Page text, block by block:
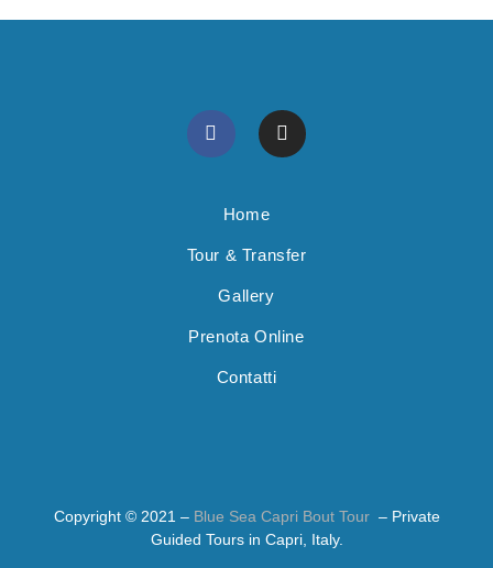
Home
Tour & Transfer
Gallery
Prenota Online
Contatti
Copyright © 2021 – Blue Sea Capri Bout Tour– Private
Guided Tours in Capri, Italy.